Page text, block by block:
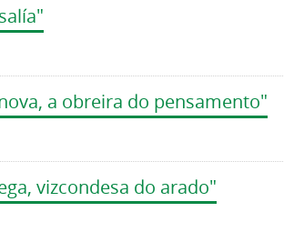
a obreira do pensamento"
vizcondesa do arado"